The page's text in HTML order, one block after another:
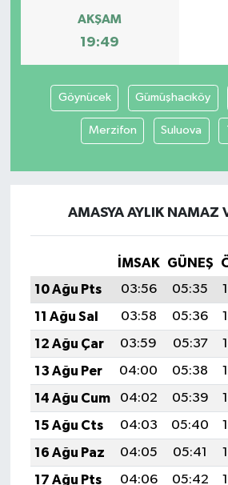
AKŞAM
19:49
Göynücek Gümüşhacıköy
Merzifon Suluova
AMASYA AYLIK NAMAZ
İMSAK GÜNEŞ
10 Ağu Pts
03:56 05:35
11 Ağu Sal
03:58 05:36
12 Ağu Çar
03:59 05:37
13 Ağu Per
04:00 05:38
14 Ağu Cum
04:02 05:39
15 Ağu Cts
04:03 05:40
16 Ağu Paz
04:05 05:41
17 Ağu Pts
04:06 05:42